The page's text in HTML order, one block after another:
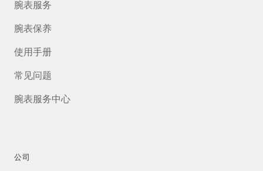
腕表服务
腕表保养
使用手册
常见问题
腕表服务中心
公司